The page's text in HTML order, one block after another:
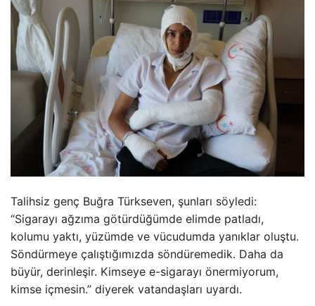
Talihsiz genç Buğra Türkseven, şunları söyledi:
“Sigarayı ağzıma götürdüğümde elimde patladı,
kolumu yaktı, yüzümde ve vücudumda yanıklar oluştu.
Söndürmeye çalıştığımızda söndüremedik. Daha da
büyür, derinleşir. Kimseye e-sigarayı önermiyorum,
kimse içmesin.” diyerek vatandaşları uyardı.